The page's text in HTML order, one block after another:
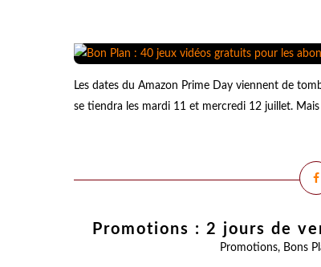
Les dates du Amazon Prime Day viennent de
se tiendra les mardi 11 et mercredi 12 juillet.
Promotions : 2 jours de
Promotions, Bons